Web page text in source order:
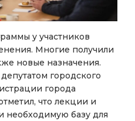
у участников
Многие получили
новые назначения.
городского
города
что лекции и
необходимую базу для